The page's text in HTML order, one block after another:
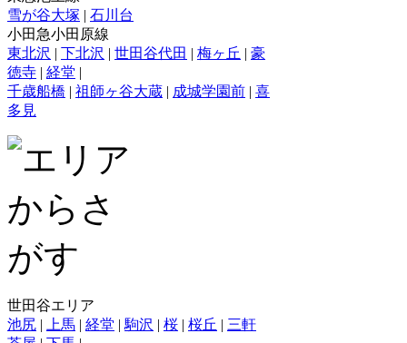
雪が谷大塚 | 石川台
小田急小田原線
東北沢 | 下北沢 | 世田谷代田 | 梅ヶ丘 | 豪
徳寺 | 経堂 |
千歳船橋 | 祖師ヶ谷大蔵 | 成城学園前 | 喜
多見
世田谷エリア
池尻 | 上馬 | 経堂 | 駒沢 | 桜 | 桜丘 | 三軒